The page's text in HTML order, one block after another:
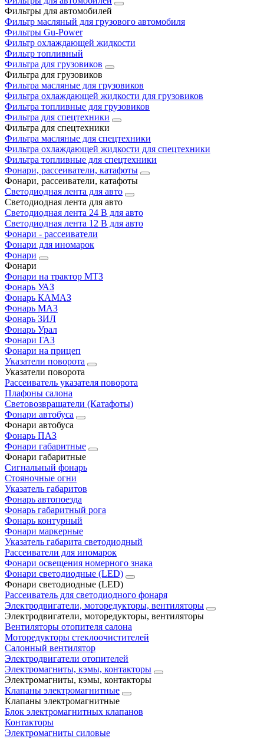
Фильтры для автомобилей
Фильтр масляный для грузового автомобиля
Фильтры Gu-Power
Фильтр охлаждающей жидкости
Фильтр топливный
Фильтра для грузовиков
Фильтра для грузовиков
Фильтра масляные для грузовиков
Фильтра охлаждающей жидкости для грузовиков
Фильтра топливные для грузовиков
Фильтра для спецтехники
Фильтра для спецтехники
Фильтра масляные для спецтехники
Фильтра охлаждающей жидкости для спецтехники
Фильтра топливные для спецтехники
Фонари, рассеиватели, катафоты
Фонари, рассеиватели, катафоты
Светодиодная лента для авто
Светодиодная лента для авто
Светодиодная лента 24 В для авто
Светодиодная лента 12 В для авто
Фонари - рассеиватели
Фонари для иномарок
Фонари
Фонари
Фонари на трактор МТЗ
Фонарь УАЗ
Фонарь КАМАЗ
Фонарь МАЗ
Фонарь ЗИЛ
Фонарь Урал
Фонари ГАЗ
Фонари на прицеп
Указатели поворота
Указатели поворота
Рассеиватель указателя поворота
Плафоны салона
Световозвращатели (Катафоты)
Фонари автобуса
Фонари автобуса
Фонарь ПАЗ
Фонари габаритные
Фонари габаритные
Сигнальный фонарь
Стояночные огни
Указатель габаритов
Фонарь автопоезда
Фонарь габаритный рога
Фонарь контурный
Фонари маркерные
Указатель габарита светодиодный
Рассеиватели для иномарок
Фонари освещения номерного знака
Фонари светодиодные (LED)
Фонари светодиодные (LED)
Рассеиватель для светодиодного фонаря
Электродвигатели, моторедукторы, вентиляторы
Электродвигатели, моторедукторы, вентиляторы
Вентиляторы отопителя салона
Моторедукторы стеклоочистителей
Салонный вентилятор
Электродвигатели отопителей
Электромагниты, кэмы, контакторы
Электромагниты, кэмы, контакторы
Клапаны электромагнитные
Клапаны электромагнитные
Блок электромагнитных клапанов
Контакторы
Электромагниты силовые